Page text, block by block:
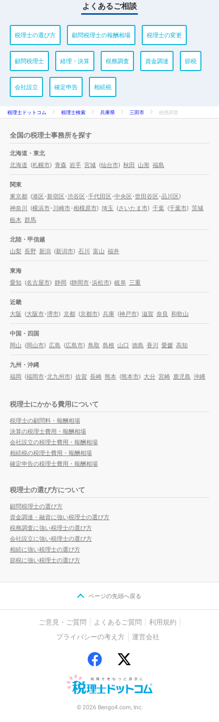
よくあるご相談
税理士の選び方 顧問税理士の報酬相場 税理士の変更
顧問税理士 経理・決算 税務調査 資金調達 節税
会社設立 確定申告 相続税
税理士ドットコム 税理士検索 兵庫県 三田市 税務調査
全国の税理士事務所を探す
北海道・東北
北海道 (札幌市) 青森 岩手 宮城 (仙台市) 秋田 山形 福島
関東
東京都 (港区・新宿区・渋谷区・千代田区・中央区・世田谷区・品川区)
神奈川 (横浜市・川崎市・相模原市) 埼玉 (さいたま市) 千葉 (千葉市) 茨城
栃木 群馬
北陸・甲信越
山梨 長野 新潟 (新潟市) 石川 富山 福井
東海
愛知 (名古屋市) 静岡 (静岡市・浜松市) 岐阜 三重
近畿
大阪 (大阪市・堺市) 京都 (京都市) 兵庫 (神戸市) 滋賀 奈良 和歌山
中国・四国
岡山 (岡山市) 広島 (広島市) 鳥取 島根 山口 徳島 香川 愛媛 高知
九州・沖縄
福岡 (福岡市・北九州市) 佐賀 長崎 熊本 (熊本市) 大分 宮崎 鹿児島 沖縄
税理士にかかる費用について
税理士の顧問料・報酬相場
決算の税理士費用・報酬相場
会社設立の税理士費用・報酬相場
相続税の税理士費用・報酬相場
確定申告の税理士費用・報酬相場
税理士の選び方について
顧問税理士の選び方
資金調達・融資に強い税理士の選び方
税務調査に強い税理士の選び方
会社設立に強い税理士の選び方
相続に強い税理士の選び方
節税に強い税理士の選び方
ページの先頭へ戻る
ご意見・ご質問 よくあるご質問
利用規約
プライバシーの考え方
運営会社
© 2026 Bengo4.com, Inc.